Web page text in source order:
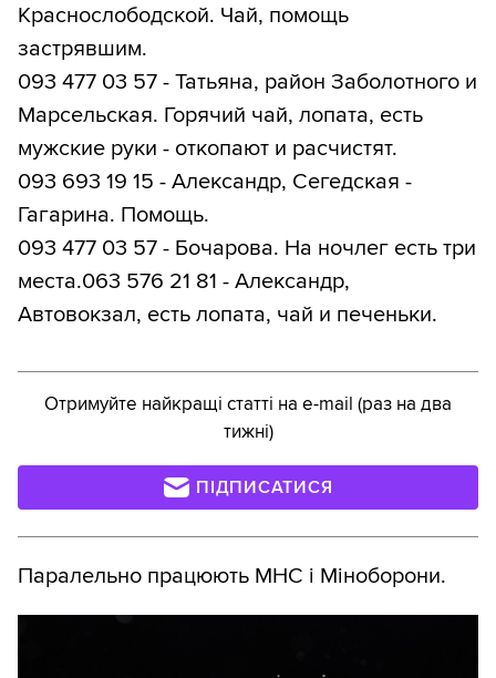
Краснослободской. Чай, помощь
застрявшим.
093 477 03 57 - Татьяна, район Заболотного и
Марсельская. Горячий чай, лопата, есть
мужские руки - откопают и расчистят.
093 693 19 15 - Александр, Сегедская -
Гагарина. Помощь.
093 477 03 57 - Бочарова. На ночлег есть три
места.063 576 21 81 - Александр,
Автовокзал, есть лопата, чай и печеньки.
Отримуйте найкращі статті на e-mail (раз на два
тижні)
ПІДПИСАТИСЯ
Паралельно працюють МНС і Міноборони.